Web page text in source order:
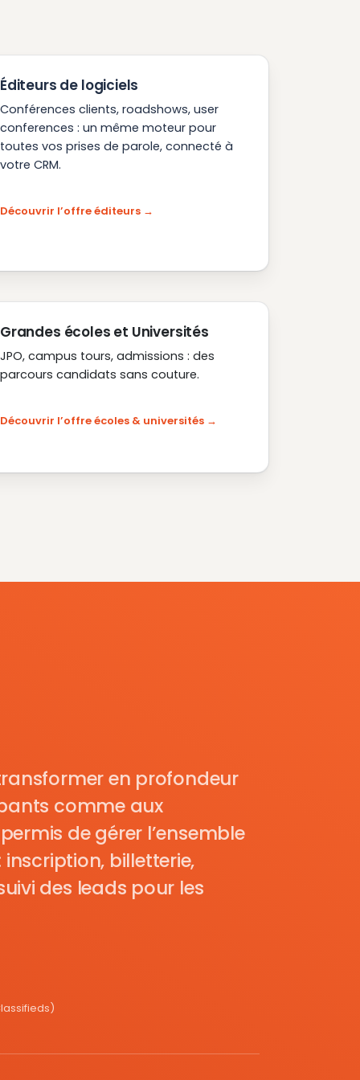
Éditeurs de logiciels
Conférences clients, roadshows, user
conferences : un même moteur pour
toutes vos prises de parole, connecté à
votre CRM.
Découvrir l’offre éditeurs
Grandes écoles et Universités
JPO, campus tours, admissions : des
parcours candidats sans couture.
Découvrir l’offre écoles & universités
en profondeur
comme aux
de gérer l’ensemble
billetterie,
des leads pour les